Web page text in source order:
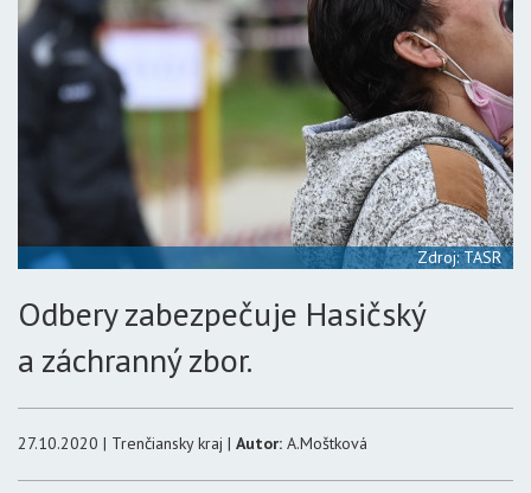
Zdroj: TASR
Odbery zabezpečuje Hasičský
a záchranný zbor.
27.10.2020 | Trenčiansky kraj | Autor: A.Moštková